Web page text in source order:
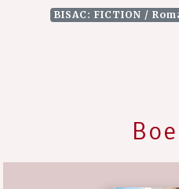
BISAC: FICTION /